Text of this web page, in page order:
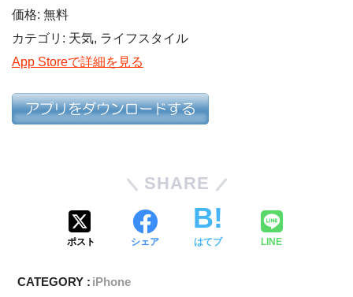
価格: 無料
カテゴリ: 天気, ライフスタイル
App Storeで詳細を見る
SHARE
ポスト シェア はてブ LINE
CATEGORY : iPhone